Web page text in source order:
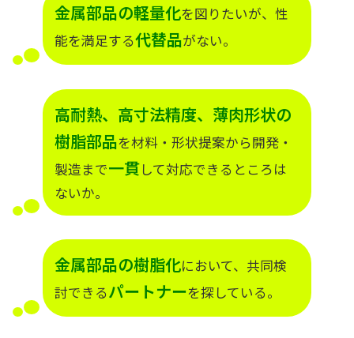
金属部品の軽量化を図りたいが、性
能を満足する代替品がない。
高耐熱、高寸法精度、薄肉形状の
樹脂部品を材料・形状提案から開発・
製造まで一貫して対応できるところは
ないか。
金属部品の樹脂化において、共同検
討できるパートナーを探している。